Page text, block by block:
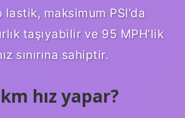
lastik, maksimum PSI’da
taşıyabilir ve 95 MPH’lik
sınırına sahiptir.
hız yapar?